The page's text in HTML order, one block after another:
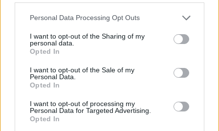
Please note that this website/app uses one or more Google
not limited to your visit or usage behaviour. You may click to
grant or deny consent to Google and its third-party tags to
use your data for below specified purposes in below Google
consent section.
Personal Data Processing Opt Outs
I want to opt-out of the Sharing of my
personal data.
Opted In
I want to opt-out of the Sale of my
Personal Data.
Opted In
I want to opt-out of processing my
Personal Data for Targeted Advertising.
Opted In
partecipanti alla Messa c’era il Presidente ungherese Tamás
Anita Herczegh.
Perché centinaia di migliaia di ungheresi si recano a
Csíksomlyó a Pentecoste?
Galleria fotografica